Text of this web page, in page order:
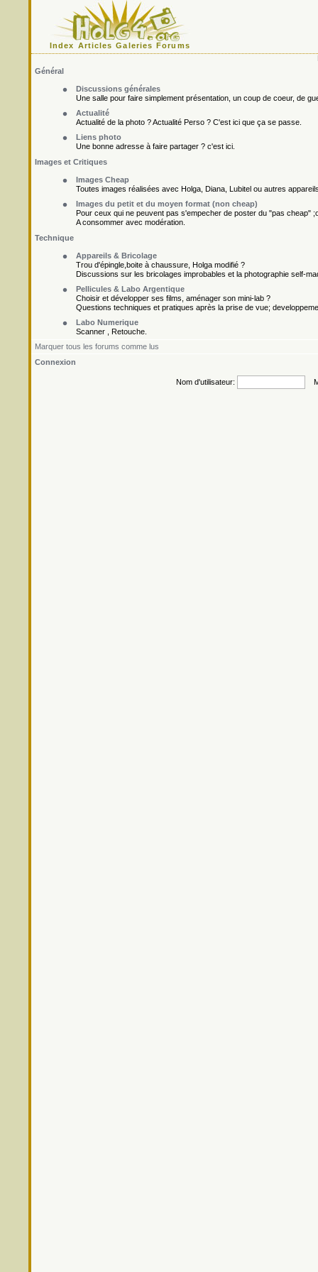
Index Articles Galeries Forums
Général
Discussions générales
Une salle pour faire simplement présentation, un coup de coeur, de
Actualité
Actualité de la photo ? Actualité Perso ? C'est ici que ça se passe.
Liens photo
Une bonne adresse à faire partager ? c'est ici.
Images et Critiques
Images Cheap
Toutes images réalisées avec Holga, Diana, Lubitel ou autres
Images du petit et du moyen format (non cheap)
Pour ceux qui ne peuvent pas s'empecher de poster du "pas cheap"
A consommer avec modération.
Technique
Appareils & Bricolage
Trou d'épingle,boite à chaussure, Holga modifié ?
Discussions sur les bricolages improbables et la photographie self-
Pellicules & Labo Argentique
Choisir et développer ses films, aménager son mini-lab ?
Questions techniques et pratiques après la prise de vue;
Labo Numerique
Scanner , Retouche.
Marquer tous les forums comme lus
Connexion
Nom d'utilisateur: